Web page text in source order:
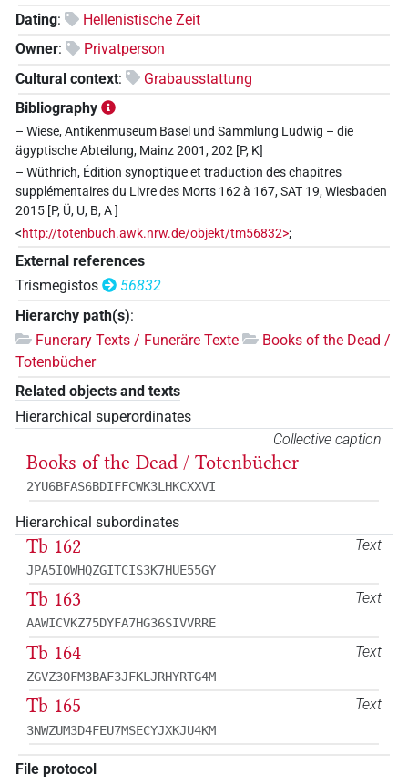
Dating:
Hellenistische Zeit
Owner:
Privatperson
Cultural context:
Grabausstattung
Bibliography
– Wiese, Antikenmuseum Basel und Sammlung Ludwig – die
ägyptische Abteilung, Mainz 2001, 202 [P, K]
– Wüthrich, Édition synoptique et traduction des chapitres
supplémentaires du Livre des Morts 162 à 167, SAT 19, Wiesbaden
2015 [P, Ü, U, B, A ]
<http://totenbuch.awk.nrw.de/objekt/tm56832>;
External references
Trismegistos
56832
Hierarchy path(s):
Funerary Texts / Funeräre Texte
Books of the Dead /
Totenbücher
Related objects and texts
Hierarchical superordinates
Collective caption
Books of the Dead / Totenbücher
2YU6BFAS6BDIFFCWK3LHKCXXVI
Hierarchical subordinates
Text
Tb 162
JPA5IOWHQZGITCIS3K7HUE55GY
Text
Tb 163
AAWICVKZ75DYFA7HG36SIVVRRE
Text
Tb 164
ZGVZ3OFM3BAF3JFKLJRHYRTG4M
Text
Tb 165
3NWZUM3D4FEU7MSECYJXKJU4KM
File protocol